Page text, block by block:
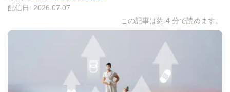
配信日: 2026.07.07
この記事は約 4 分で読めます。